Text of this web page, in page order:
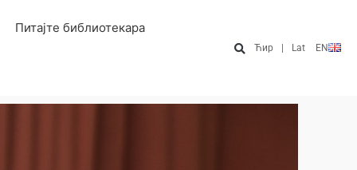
Питајте библиотекара
Ћир Lat EN